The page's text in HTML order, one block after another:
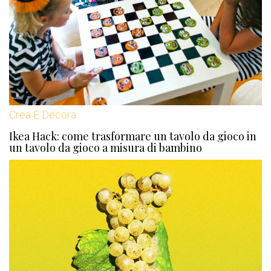
Crea E Decora
Ikea Hack: come trasformare un tavolo da gioco in
un tavolo da gioco a misura di bambino